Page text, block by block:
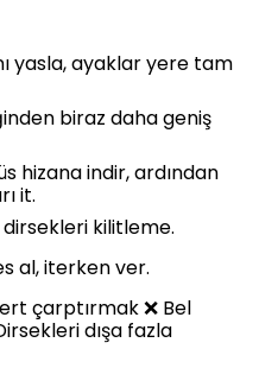
yasla, ayaklar yere tam
biraz daha geniş
hizana indir, ardından
it.
kilitleme.
al, iterken ver.
çarptırmak ❌ Bel
dışa fazla